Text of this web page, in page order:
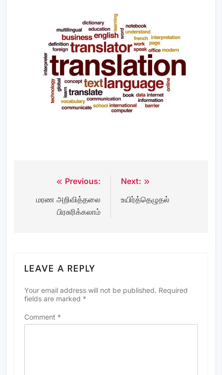
navigation
Previous:
மரண அறிவித்தலை
பிரசுரிக்கலாம்
Next:
உயிர்த்தெழுதல்
LEAVE A REPLY
Your email address will not be published. Required
fields are marked *
Comment *